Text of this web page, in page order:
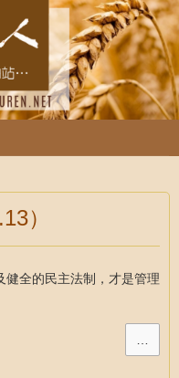
）
健全的民主法制，才是管理
…